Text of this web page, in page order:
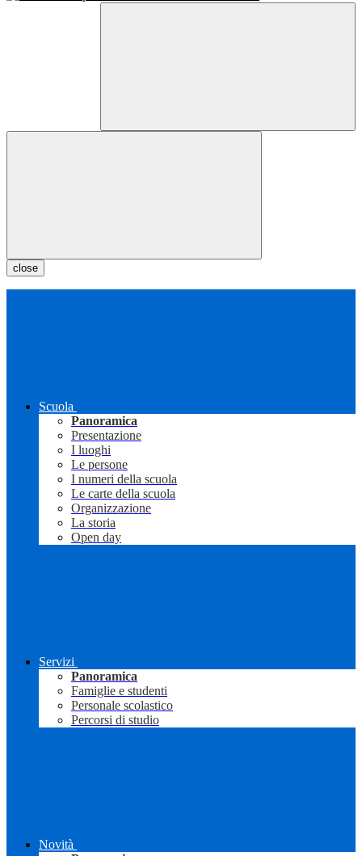
close
Scuola
Panoramica
Presentazione
I luoghi
Le persone
I numeri della scuola
Le carte della scuola
Organizzazione
La storia
Open day
Servizi
Panoramica
Famiglie e studenti
Personale scolastico
Percorsi di studio
Novità